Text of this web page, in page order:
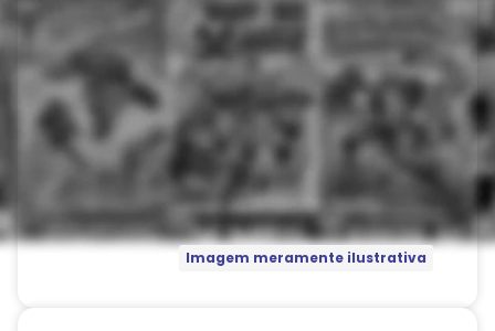
Imagem meramente ilustrativa